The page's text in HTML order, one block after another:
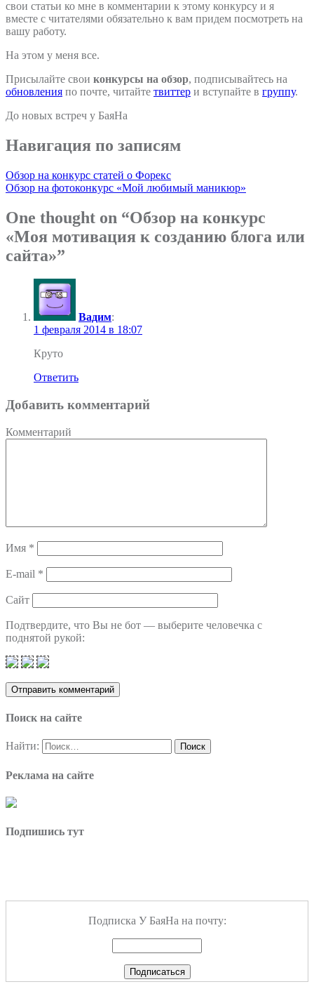
свои статьи ко мне в комментарии к этому конкурсу и я
вместе с читателями обязательно к вам придем посмотреть на
вашу работу.
На этом у меня все.
Присылайте свои конкурсы на обзор, подписывайтесь на
обновления по почте, читайте твиттер и вступайте в группу.
До новых встреч у БаяНа
Навигация по записям
Обзор на конкурс статей о Форекс
Обзор на фотоконкурс «Мой любимый маникюр»
One thought on “Обзор на конкурс
«Моя мотивация к созданию блога или
сайта»”
Вадим:
1 февраля 2014 в 18:07
Круто
Ответить
Добавить комментарий
Комментарий
Имя *
E-mail *
Сайт
Подтвердите, что Вы не бот — выберите человечка с
поднятой рукой:
Поиск на сайте
Найти:
Реклама на сайте
Подпишись тут
Подписка У БаяНа на почту: